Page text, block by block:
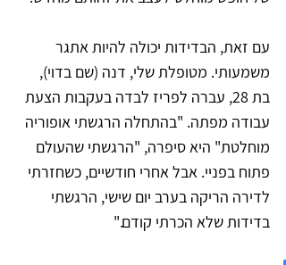
עם זאת, הבדידות יכולה להיות אתגר
משמעותי. מטופלת שלי, דנה (שם בדוי),
בת 28, עברה לפריז לבדה בעקבות הצעת
עבודה מפתה. "בהתחלה הרגשתי אופוריה
מוחלטת" היא סיפרה, "הרגשתי שהעולם
פתוח בפניי. אבל אחרי חודשיים, כשחזרתי
לדירה הריקה בערב יום שישי, הרגשתי
בדידות שלא הכרתי קודם."